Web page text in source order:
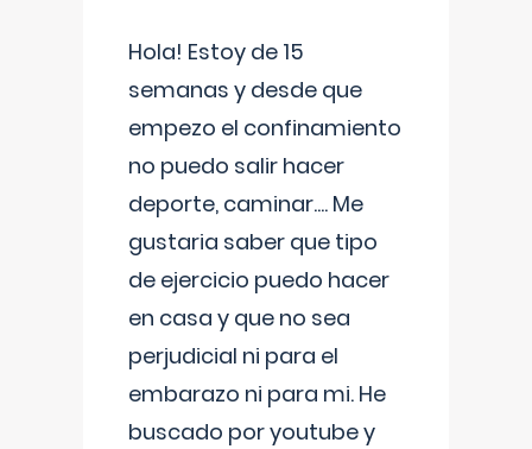
Hola! Estoy de 15
semanas y desde que
empezo el confinamiento
no puedo salir hacer
deporte, caminar.... Me
gustaria saber que tipo
de ejercicio puedo hacer
en casa y que no sea
perjudicial ni para el
embarazo ni para mi. He
buscado por youtube y